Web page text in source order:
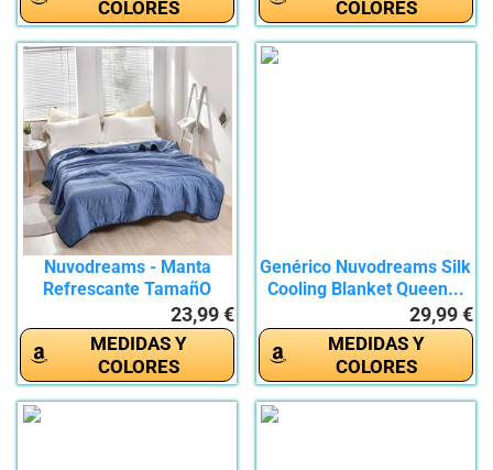
COLORES
COLORES
Nuvodreams - Manta
Refrescante TamañO
Queen,Manta...23,99 €
MEDIDAS Y
COLORES
Genérico Nuvodreams Silk
Cooling Blanket Queen...
29,99 €
MEDIDAS Y
COLORES